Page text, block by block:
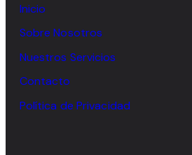
Inicio
Sobre Nosotros
Nuestros Servicios
Contacto
Política de Privacidad